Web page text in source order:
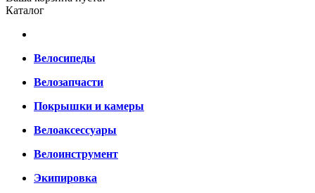
Каталог
Велосипеды
Велозапчасти
Покрышки и камеры
Велоаксессуары
Велоинструмент
Экипировка